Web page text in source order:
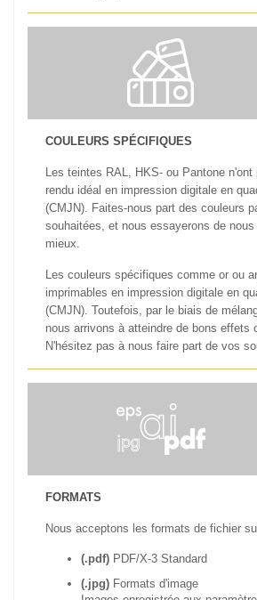
COULEURS SPÉCIFIQUES
Les teintes RAL, HKS- ou Pantone n'ont
rendu idéal en impression digitale en
(CMJN). Faites-nous part des couleurs
souhaitées, et nous essayerons de nous
mieux.
Les couleurs spécifiques comme or ou
imprimables en impression digitale en
(CMJN). Toutefois, par le biais de
nous arrivons à atteindre de bons effets
N'hésitez pas à nous faire part de vos
FORMATS
Nous acceptons les formats de fichier
(.pdf) PDF/X-3 Standard
(.jpg) Formats d'image